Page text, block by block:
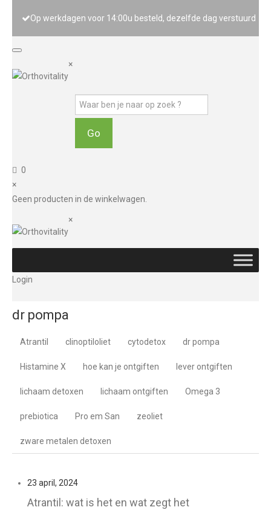
Op werkdagen voor 14:00u besteld, dezelfde dag verstuurd
×
0
×
Geen producten in de winkelwagen.
×
Login
dr pompa
Atrantil clinoptiloliet cytodetox dr pompa
Histamine X hoe kan je ontgiften lever ontgiften
lichaam detoxen lichaam ontgiften Omega 3
prebiotica Pro em San zeoliet
zware metalen detoxen
23 april, 2024
Atrantil: wat is het en wat zegt het